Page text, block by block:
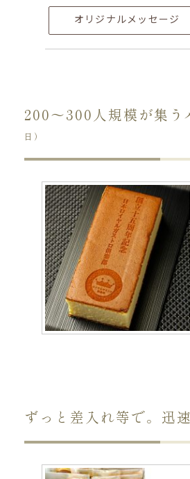
オリジナルメッセージ
200〜300人規模が集
日）
ずっと差入れ等で。迅